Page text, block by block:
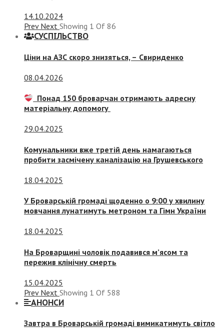
14.10.2024
Prev Next Showing 1 Of 86
СУСПIЛЬСТВО
Ціни на АЗС скоро знизяться, – Свириденко
08.04.2026
Понад 150 броварчан отримають адресну
матеріальну допомогу
29.04.2025
Комунальники вже третій день намагаються
пробити засмічену каналізацію на Грушевського
18.04.2025
У Броварській громаді щоденно о 9:00 у хвилину
мовчання лунатимуть метроном та Гімн України
18.04.2025
На Броварщині чоловік подавився м’ясом та
пережив клінічну смерть
15.04.2025
Prev Next Showing 1 Of 588
АНОНСИ
Завтра в Броварській громаді вимикатимуть світло